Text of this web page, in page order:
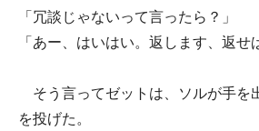
「冗談じゃないって言ったら？」
「あー、はいはい。返します、返せ
そう言ってゼットは、ソルが手を
を投げた。